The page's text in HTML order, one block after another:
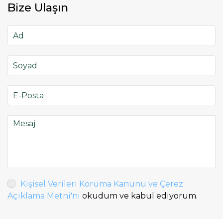
Bize Ulaşın
Kişisel Verileri Koruma Kanunu ve Çerez
Açıklama Metni'ni okudum ve kabul ediyorum.